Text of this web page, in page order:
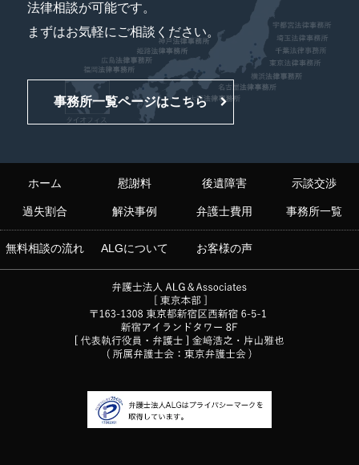
法律相談が可能です。
まずはお気軽にご相談ください。
事務所一覧ページはこちら
ホーム 慰謝料 後遺障害 示談交渉
過失割合 解決事例 弁護士費用 事務所一覧
無料相談の流れ ALGについて お客様の声